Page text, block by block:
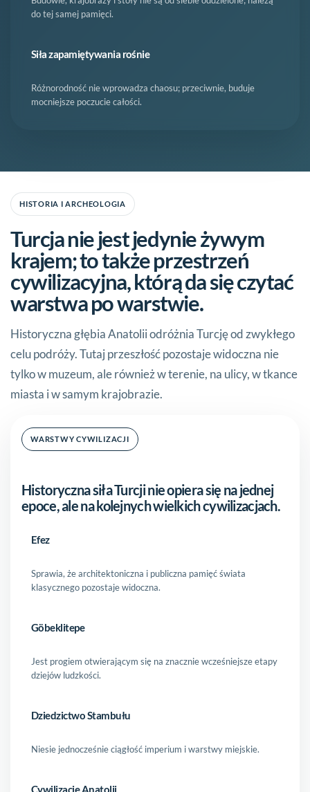
do tej samej pamięci.
Siła zapamiętywania rośnie
Różnorodność nie wprowadza chaosu; przeciwnie, buduje
mocniejsze poczucie całości.
HISTORIA I ARCHEOLOGIA
Turcja nie jest jedynie żywym
krajem; to także przestrzeń
cywilizacyjna, którą da się czytać
warstwa po warstwie.
Historyczna głębia Anatolii odróżnia Turcję od zwykłego
celu podróży. Tutaj przeszłość pozostaje widoczna nie
tylko w muzeum, ale również w terenie, na ulicy, w tkance
miasta i w samym krajobrazie.
WARSTWY CYWILIZACJI
Historyczna siła Turcji nie opiera się na jednej
epoce, ale na kolejnych wielkich cywilizacjach.
Efez
Sprawia, że architektoniczna i publiczna pamięć świata
klasycznego pozostaje widoczna.
Göbeklitepe
Jest progiem otwierającym się na znacznie wcześniejsze etapy
dziejów ludzkości.
Dziedzictwo Stambułu
Niesie jednocześnie ciągłość imperium i warstwy miejskie.
Cywilizacje Anatolii